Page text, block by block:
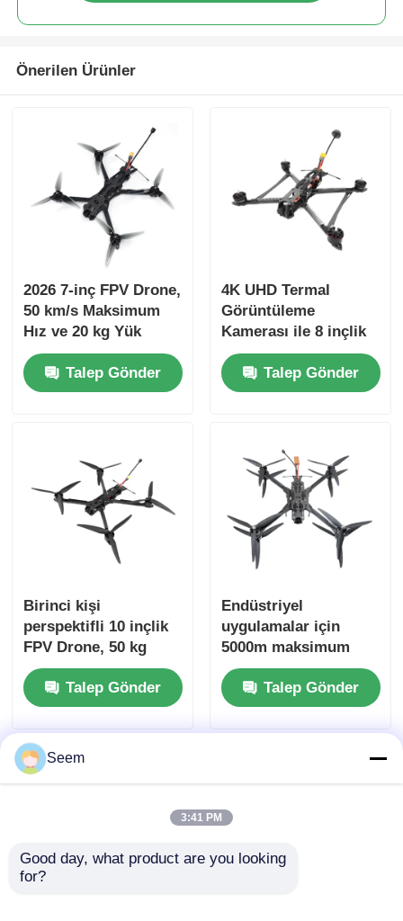
Önerilen Ürünler
2026 7-inç FPV Drone,
50 km/s Maksimum
Hız ve 20 kg Yük
Kapasitesi ile
Endüstriyel
Uygulamalar İçin
Talep Gönder
4K UHD Termal
Görüntüleme
Kamerası ile 8 inçlik
FPV Drone 50 kg yük
ağırlığı ve 20 km
maksimum uçuş
Talep Gönder
Birinci kişi
perspektifli 10 inçlik
FPV Drone, 50 kg
yararlı yük ve
maksimum uçuş
mesafesi 20 km.
Talep Gönder
Endüstriyel
uygulamalar için
5000m maksimum
uçuş yüksekliği 156
KM/s hızı ve 20km
menzili olan FPV
Drone
Talep Gönder
Seem
3:41 PM
Good day, what product are you looking
for?